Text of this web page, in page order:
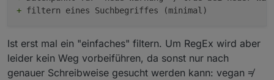
+
Ist erst mal ein "einfaches" filtern. Um RegEx wird aber
leider kein Weg vorbeiführen, da sonst nur nach
genauer Schreibweise gesucht werden kann: vegan ≠